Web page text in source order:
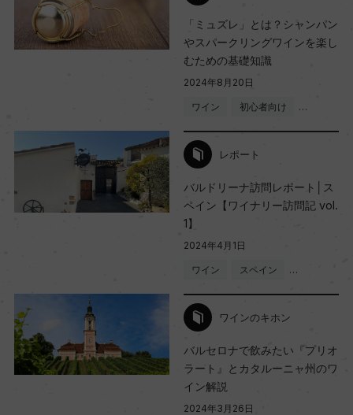
「ミュズレ」とは？シャンパン
やスパークリングワインを楽し
むための基礎知識
2024年8月20日
ワイン 初心者向け …
レポート
バルドリーナ訪問レポート│ス
ペイン【ワイナリー訪問記 vol.
1】
2024年4月1日
ワイン スペイン …
ワインのキホン
バルセロナで飲みたい『プリオ
ラート』とカタルーニャ州のワ
イン解説
2024年3月26日